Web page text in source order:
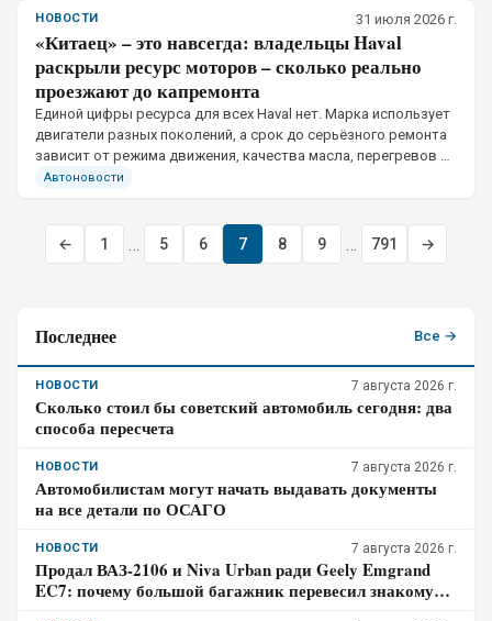
НОВОСТИ 31 июля 2026 г.
«Китаец» – это навсегда: владельцы Haval
раскрыли ресурс моторов – сколько реально
проезжают до капремонта
Единой цифры ресурса для всех Haval нет. Марка использует
двигатели разных поколений, а срок до серьёзного ремонта
зависит от режима движения, качества масла, перегревов и
соблюдения регламента.
Автоновости
← 1 5 6 7 8 9 791 →
Последнее Все →
НОВОСТИ 7 августа 2026 г.
Сколько стоил бы советский автомобиль сегодня: два
способа пересчета
НОВОСТИ 7 августа 2026 г.
Автомобилистам могут начать выдавать документы
на все детали по ОСАГО
НОВОСТИ 7 августа 2026 г.
Продал ВАЗ-2106 и Niva Urban ради Geely Emgrand
EC7: почему большой багажник перевесил знакомую